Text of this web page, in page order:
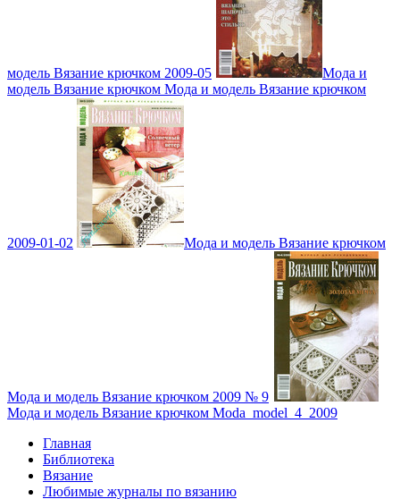
модель Вязание крючком 2009-05
Мода и
модель Вязание крючком Мода и модель Вязание крючком
2009-01-02 Мода и модель Вязание крючком
Мода и модель Вязание крючком 2009 № 9
Мода и модель Вязание крючком Moda_model_4_2009
Главная
Библиотека
Вязание
Любимые журналы по вязанию